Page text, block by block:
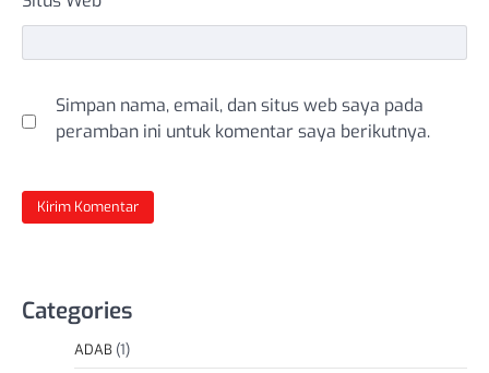
Simpan nama, email, dan situs web saya pada
peramban ini untuk komentar saya berikutnya.
Categories
ADAB (1)